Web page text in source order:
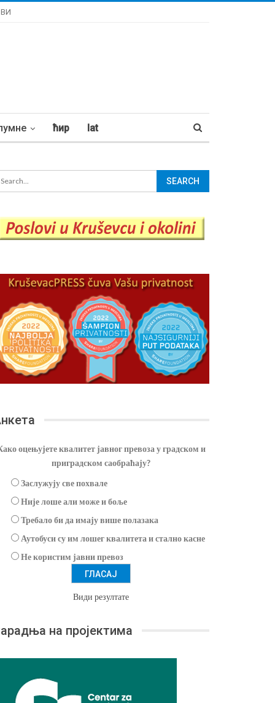
ћир lat
оцењујете квалитет јавног превоза у градском и
приградском саобраћају?
Заслужују све похвале
Није лоше али може и боље
Требало би да имају више полазака
Аутобуси су им лошег квалитета и стално касне
Не користим јавни превоз
Види резултате
на пројектима